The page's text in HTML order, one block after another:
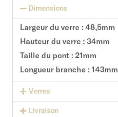
Dimensions
Largeur du verre : 48,5mm
Hauteur du verre : 34mm
Taille du pont : 21mm
Longueur branche : 143mm
Verres
Livraison